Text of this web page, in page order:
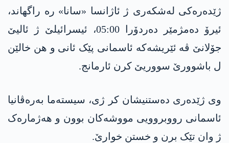
ژێدەرەکی لەشکەری ژ ئاژانسا «سانا» رە راگهاند،
ئیرۆ دەمژمێر دەردۆرا 05:00، ئیسرائیلێ ژ ئالیێ
جۆلانێ ڤە ئێریشەکە ئاسمانی پێک ئانی و هن خالێن
ل باشوورێ سووریێ کرن ئارمانج.
وی ژێدەری دەستنیشان کر ژی، سیستەما بەرەڤانیا
ئاسمانی رووبروویی مووشەکان بوون و هەژمارەک
ژ وان تێک برن و خستن خوارێ.